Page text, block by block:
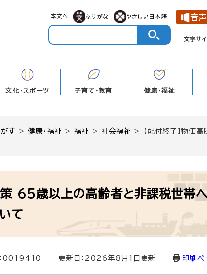
本文へ ふりがな やさしい日本語 音
文字サ
文化・スポーツ 子育て・教育 健康・福祉
す >健康・福祉 >福祉 > 社会福祉 >
【配付終了】物価
策 65歳以上の高齢者と非課税世帯へ
て
0019410 更新日：2026年8月1日更新 印刷ペ